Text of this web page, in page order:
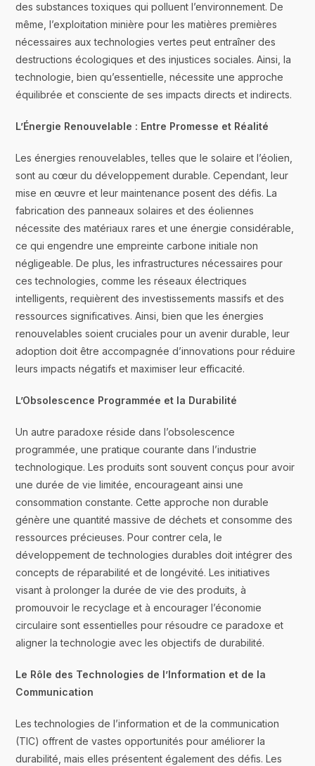
des substances toxiques qui polluent l’environnement. De
même, l’exploitation minière pour les matières premières
nécessaires aux technologies vertes peut entraîner des
destructions écologiques et des injustices sociales. Ainsi, la
technologie, bien qu’essentielle, nécessite une approche
équilibrée et consciente de ses impacts directs et indirects.
L’Énergie Renouvelable : Entre Promesse et Réalité
Les énergies renouvelables, telles que le solaire et l’éolien,
sont au cœur du développement durable. Cependant, leur
mise en œuvre et leur maintenance posent des défis. La
fabrication des panneaux solaires et des éoliennes
nécessite des matériaux rares et une énergie considérable,
ce qui engendre une empreinte carbone initiale non
négligeable. De plus, les infrastructures nécessaires pour
ces technologies, comme les réseaux électriques
intelligents, requièrent des investissements massifs et des
ressources significatives. Ainsi, bien que les énergies
renouvelables soient cruciales pour un avenir durable, leur
adoption doit être accompagnée d’innovations pour réduire
leurs impacts négatifs et maximiser leur efficacité.
L’Obsolescence Programmée et la Durabilité
Un autre paradoxe réside dans l’obsolescence
programmée, une pratique courante dans l’industrie
technologique. Les produits sont souvent conçus pour avoir
une durée de vie limitée, encourageant ainsi une
consommation constante. Cette approche non durable
génère une quantité massive de déchets et consomme des
ressources précieuses. Pour contrer cela, le
développement de technologies durables doit intégrer des
concepts de réparabilité et de longévité. Les initiatives
visant à prolonger la durée de vie des produits, à
promouvoir le recyclage et à encourager l’économie
circulaire sont essentielles pour résoudre ce paradoxe et
aligner la technologie avec les objectifs de durabilité.
Le Rôle des Technologies de l’Information et de la
Communication
Les technologies de l’information et de la communication
(TIC) offrent de vastes opportunités pour améliorer la
durabilité, mais elles présentent également des défis. Les